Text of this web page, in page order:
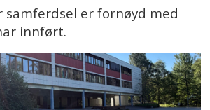
samferdsel er fornøyd med
innført.